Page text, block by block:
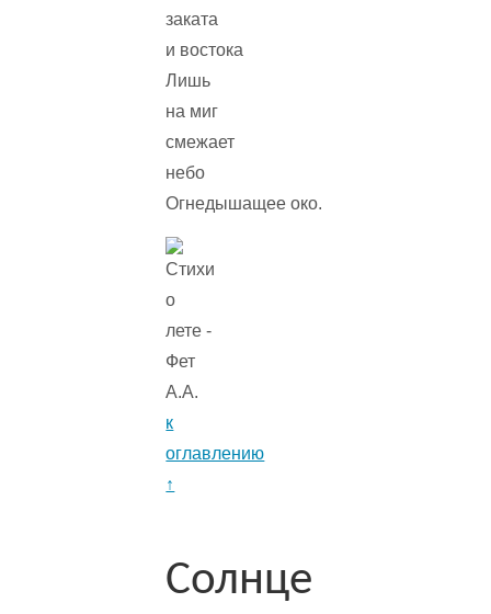
заката
и востока
Лишь
на миг
смежает
небо
Огнедышащее око.
к
оглавлению
↑
Солнце